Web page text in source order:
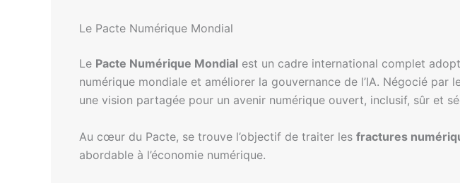
Le Pacte Numérique Mondial
Le Pacte Numérique Mondial est un cadre international complet
numérique mondiale et améliorer la gouvernance de l’IA. Négocié
une vision partagée pour un avenir numérique ouvert, inclusif, sûr et
Au cœur du Pacte, se trouve l’objectif de traiter les fractures
abordable à l’économie numérique.